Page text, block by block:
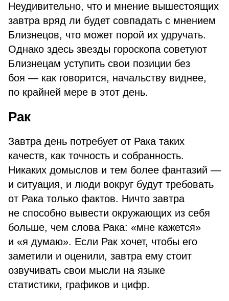
Неудивительно, что и мнение вышестоящих
завтра вряд ли будет совпадать с мнением
Близнецов, что может порой их удручать.
Однако здесь звезды гороскопа советуют
Близнецам уступить свои позиции без
боя — как говорится, начальству виднее,
по крайней мере в этот день.
Рак
Завтра день потребует от Рака таких
качеств, как точность и собранность.
Никаких домыслов и тем более фантазий —
и ситуация, и люди вокруг будут требовать
от Рака только фактов. Ничто завтра
не способно вывести окружающих из себя
больше, чем слова Рака: «мне кажется»
и «я думаю». Если Рак хочет, чтобы его
заметили и оценили, завтра ему стоит
озвучивать свои мысли на языке
статистики, графиков и цифр.